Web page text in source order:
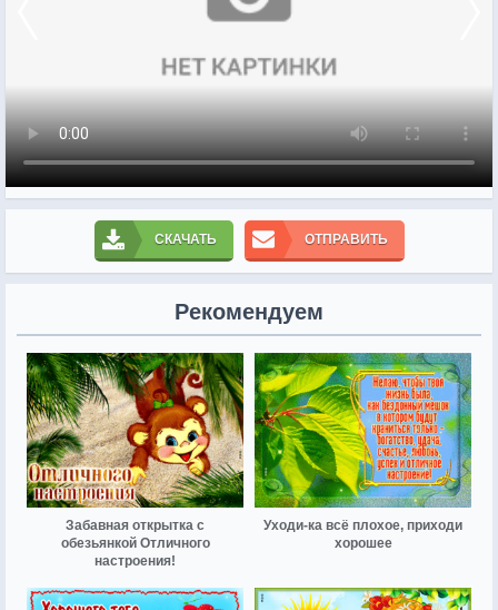
СКАЧАТЬ ОТПРАВИТЬ
Рекомендуем
Забавная открытка с
обезьянкой Отличного
настроения!
Уходи-ка всё плохое, приходи
хорошее